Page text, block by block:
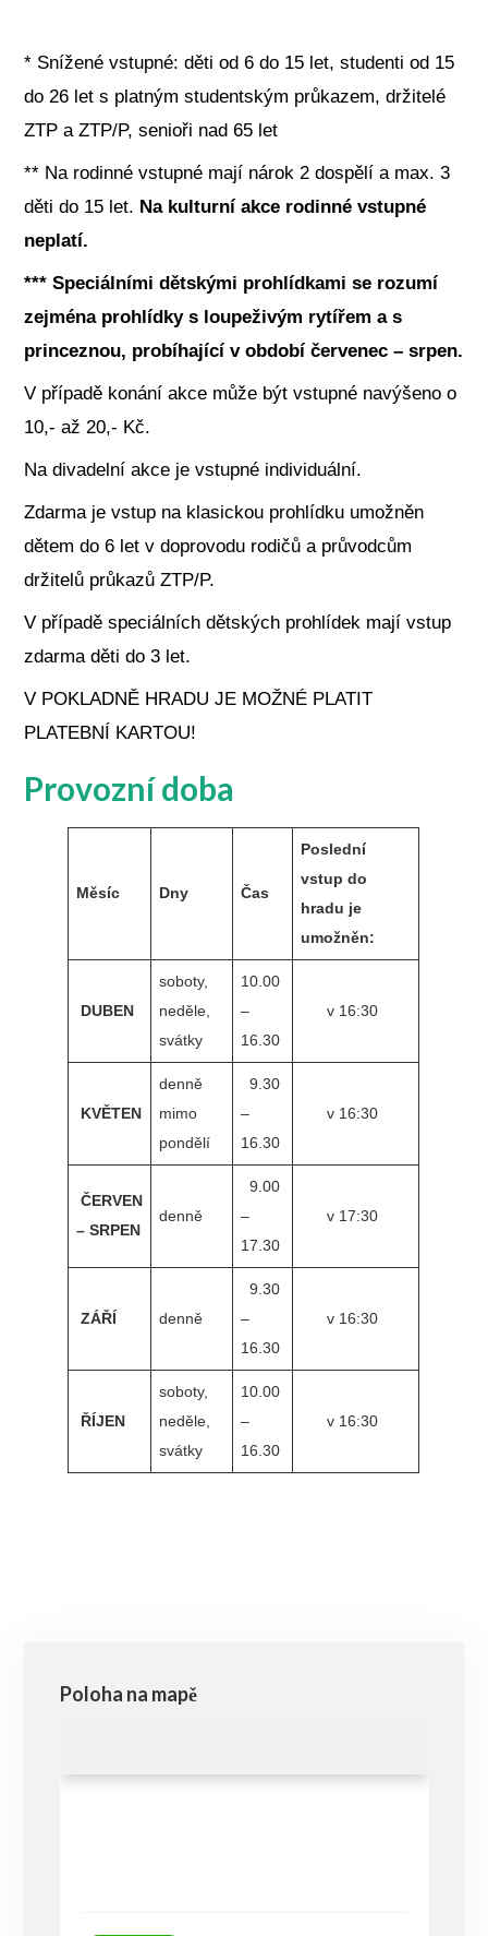
* Snížené vstupné: děti od 6 do 15 let, studenti od 15
do 26 let s platným studentským průkazem, držitelé
ZTP a ZTP/P, senioři nad 65 let
** Na rodinné vstupné mají nárok 2 dospělí a max. 3
děti do 15 let. Na kulturní akce rodinné vstupné
neplatí.
*** Speciálními dětskými prohlídkami se rozumí
zejména prohlídky s loupeživým rytířem a s
princeznou, probíhající v období červenec – srpen.
V případě konání akce může být vstupné navýšeno o
10,- až 20,- Kč.
Na divadelní akce je vstupné individuální.
Zdarma je vstup na klasickou prohlídku umožněn
dětem do 6 let v doprovodu rodičů a průvodcům
držitelů průkazů ZTP/P.
V případě speciálních dětských prohlídek mají vstup
zdarma děti do 3 let.
V POKLADNĚ HRADU JE MOŽNÉ PLATIT
PLATEBNÍ KARTOU!
Provozní doba
Měsíc Dny Čas
Poslední
vstup do
hradu je
umožněn:
DUBEN
soboty,
neděle,
svátky
10.00
–
16.30
v 16:30
KVĚTEN
denně
mimo
pondělí
9.30
–
16.30
v 16:30
ČERVEN
– SRPEN
denně
9.00
–
17.30
v 17:30
ZÁŘÍ denně
9.30
–
16.30
v 16:30
ŘÍJEN
soboty,
neděle,
svátky
10.00
–
16.30
v 16:30
Poloha na mapě